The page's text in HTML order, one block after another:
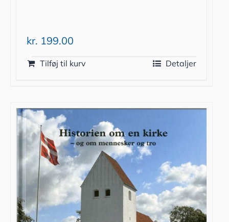
kr. 199.00
Tilføj til kurv Detaljer